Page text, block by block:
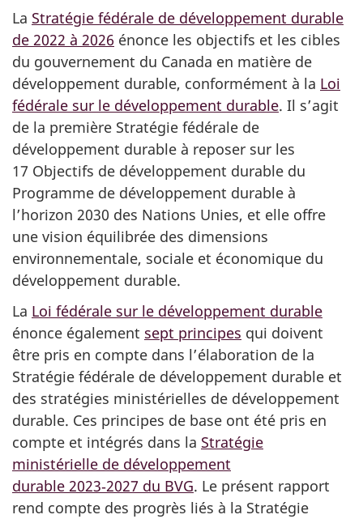
La Stratégie fédérale de développement durable
de 2022 à 2026 énonce les objectifs et les cibles
du gouvernement du Canada en matière de
développement durable, conformément à la Loi
fédérale sur le développement durable. Il s’agit
de la première Stratégie fédérale de
développement durable à reposer sur les
17 Objectifs de développement durable du
Programme de développement durable à
l’horizon 2030 des Nations Unies, et elle offre
une vision équilibrée des dimensions
environnementale, sociale et économique du
développement durable.
La Loi fédérale sur le développement durable
énonce également sept principes qui doivent
être pris en compte dans l’élaboration de la
Stratégie fédérale de développement durable et
des stratégies ministérielles de développement
durable. Ces principes de base ont été pris en
compte et intégrés dans la Stratégie
ministérielle de développement
durable 2023‑2027 du BVG. Le présent rapport
rend compte des progrès liés à la Stratégie